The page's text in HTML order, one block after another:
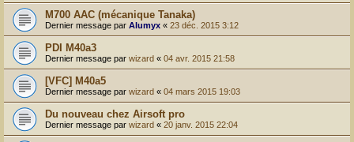
M700 AAC (mécanique Tanaka)
Dernier message par Alumyx « 23 déc. 2015 3:12
PDI M40a3
Dernier message par wizard « 04 avr. 2015 21:58
[VFC] M40a5
Dernier message par wizard « 04 mars 2015 19:03
Du nouveau chez Airsoft pro
Dernier message par wizard « 20 janv. 2015 22:04